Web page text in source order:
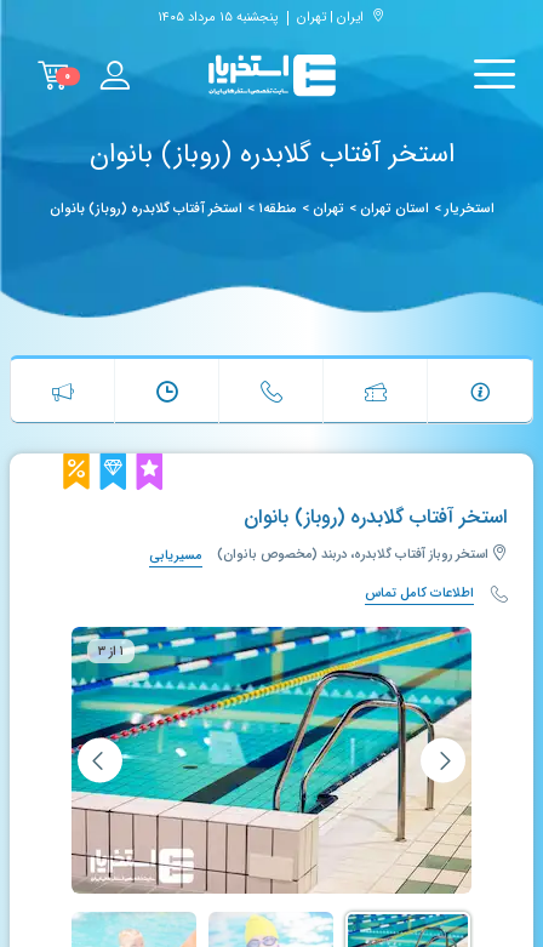
ایران | تهران پنجشنبه ۱۵ مرداد ۱۴۰۵
۰
استخر آفتاب گلابدره (روباز) بانوان
استخریار> استان تهران> تهران> منطقه۱ > استخر آفتاب گلابدره (روباز) بانوان
استخر آفتاب گلابدره (روباز) بانوان
استخر روباز آفتاب گلابدره، دربند (مخصوص بانوان)
مسیریابی
اطلاعات کامل تماس
۱ از ۳